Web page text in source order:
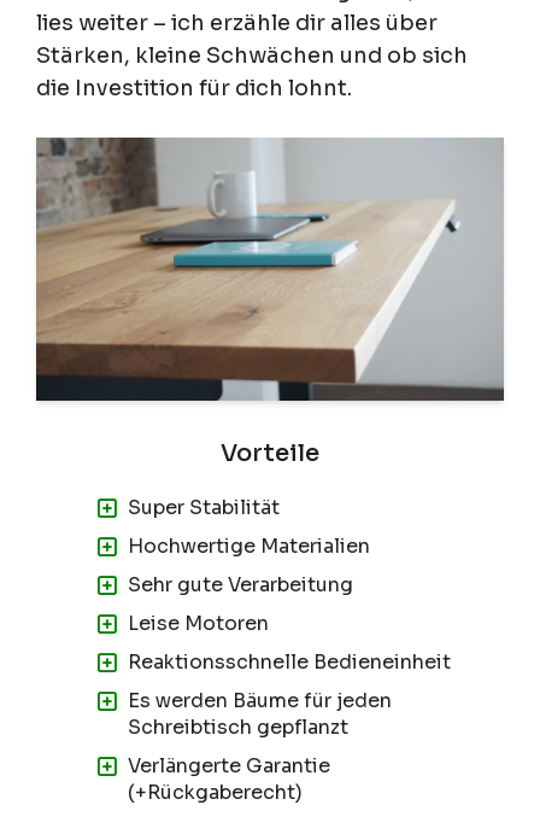
lies weiter – ich erzähle dir alles über
Stärken, kleine Schwächen und ob sich
die Investition für dich lohnt.
Super Stabilität
Hochwertige Materialien
Sehr gute Verarbeitung
Leise Motoren
Reaktionsschnelle Bedieneinheit
Es werden Bäume für jeden
Schreibtisch gepflanzt
Verlängerte Garantie
(+Rückgaberecht)